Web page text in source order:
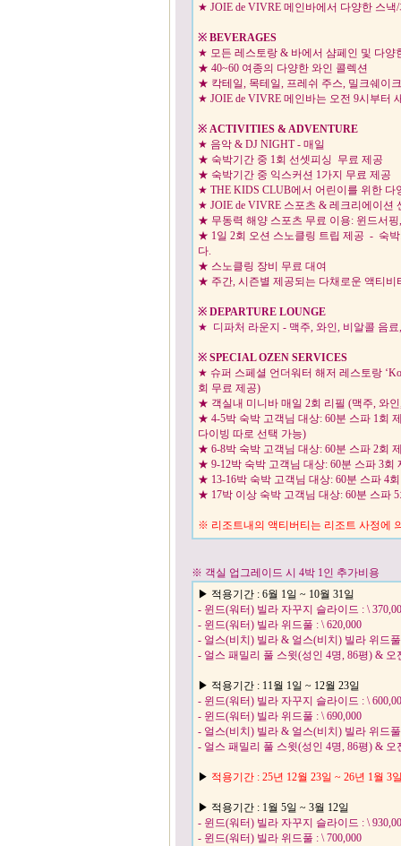
★ JOIE de VIVRE 메인바에서 다양한
※ BEVERAGES
★ 모든 레스토랑 & 바에서 샴페인 및
★ 40~60 여종의 다양한 와인 콜렉
★ 칵테일, 목테일, 프레쉬 주스, 밀크쉐
★ JOIE de VIVRE 메인바는 오전 9시
※ ACTIVITIES & ADVENTURE
★ 음악 & DJ NIGHT - 매일
★ 숙박기간 중 1회 선셋피싱 무료
★ 숙박기간 중 익스커션 1가지 무료
★ THE KIDS CLUB에서 어린이를 위
★ JOIE de VIVRE 스포츠 & 레크리에
★ 무동력 해양 스포츠 무료 이용: 윈드
★ 1일 2회 오션 스노클링 트립 제공 - 숙
다.
★ 스노클링 장비 무료 대여
★ 주간, 시즌별 제공되는 다채로운
※ DEPARTURE LOUNGE
★ 디파처 라운지 - 맥주, 와인, 비알콜
※ SPECIAL OZEN SERVICES
★ 슈퍼 스페셜 언더워터 해저 레스토랑
회 무료 제공)
★ 객실내 미니바 매일 2회 리필 (맥주
★ 4-5박 숙박 고객님 대상: 60분 스파 1회
다이빙 따로 선택 가능)
★ 6-8박 숙박 고객님 대상: 60분 스파
★ 9-12박 숙박 고객님 대상: 60분 스파
★ 13-16박 숙박 고객님 대상: 60분 스
★ 17박 이상 숙박 고객님 대상: 60분 스파
※ 리조트내의 액티버티는 리조트 사정에
※ 객실 업그레이드 시 4박 1인 추가비용
▶ 적용기간 : 6월 1일 ~ 10월 31일
- 윈드(워터) 빌라 자꾸지 슬라이드 : \
- 윈드(워터) 빌라 위드풀 : \ 620,000
- 얼스(비치) 빌라 & 얼스(비치) 빌라 위드
- 얼스 패밀리 풀 스윗(성인 4명, 86평) &
▶ 적용기간 : 11월 1일 ~ 12월 23일
- 윈드(워터) 빌라 자꾸지 슬라이드 : \
- 윈드(워터) 빌라 위드풀 : \ 690,000
- 얼스(비치) 빌라 & 얼스(비치) 빌라 위드
- 얼스 패밀리 풀 스윗(성인 4명, 86평) &
▶ 적용기간 : 25년 12월 23일 ~ 26년 1월 3
▶ 적용기간 : 1월 5일 ~ 3월 12일
- 윈드(워터) 빌라 자꾸지 슬라이드 : \
- 윈드(워터) 빌라 위드풀 : \ 700,000